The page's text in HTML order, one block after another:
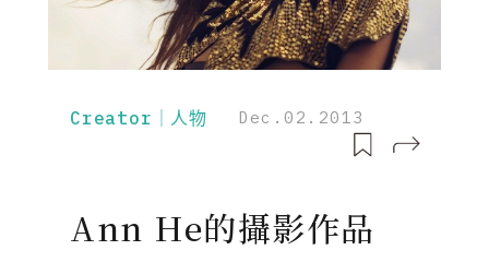
Creator｜人物 Dec.02.2013
Ann He的攝影作品